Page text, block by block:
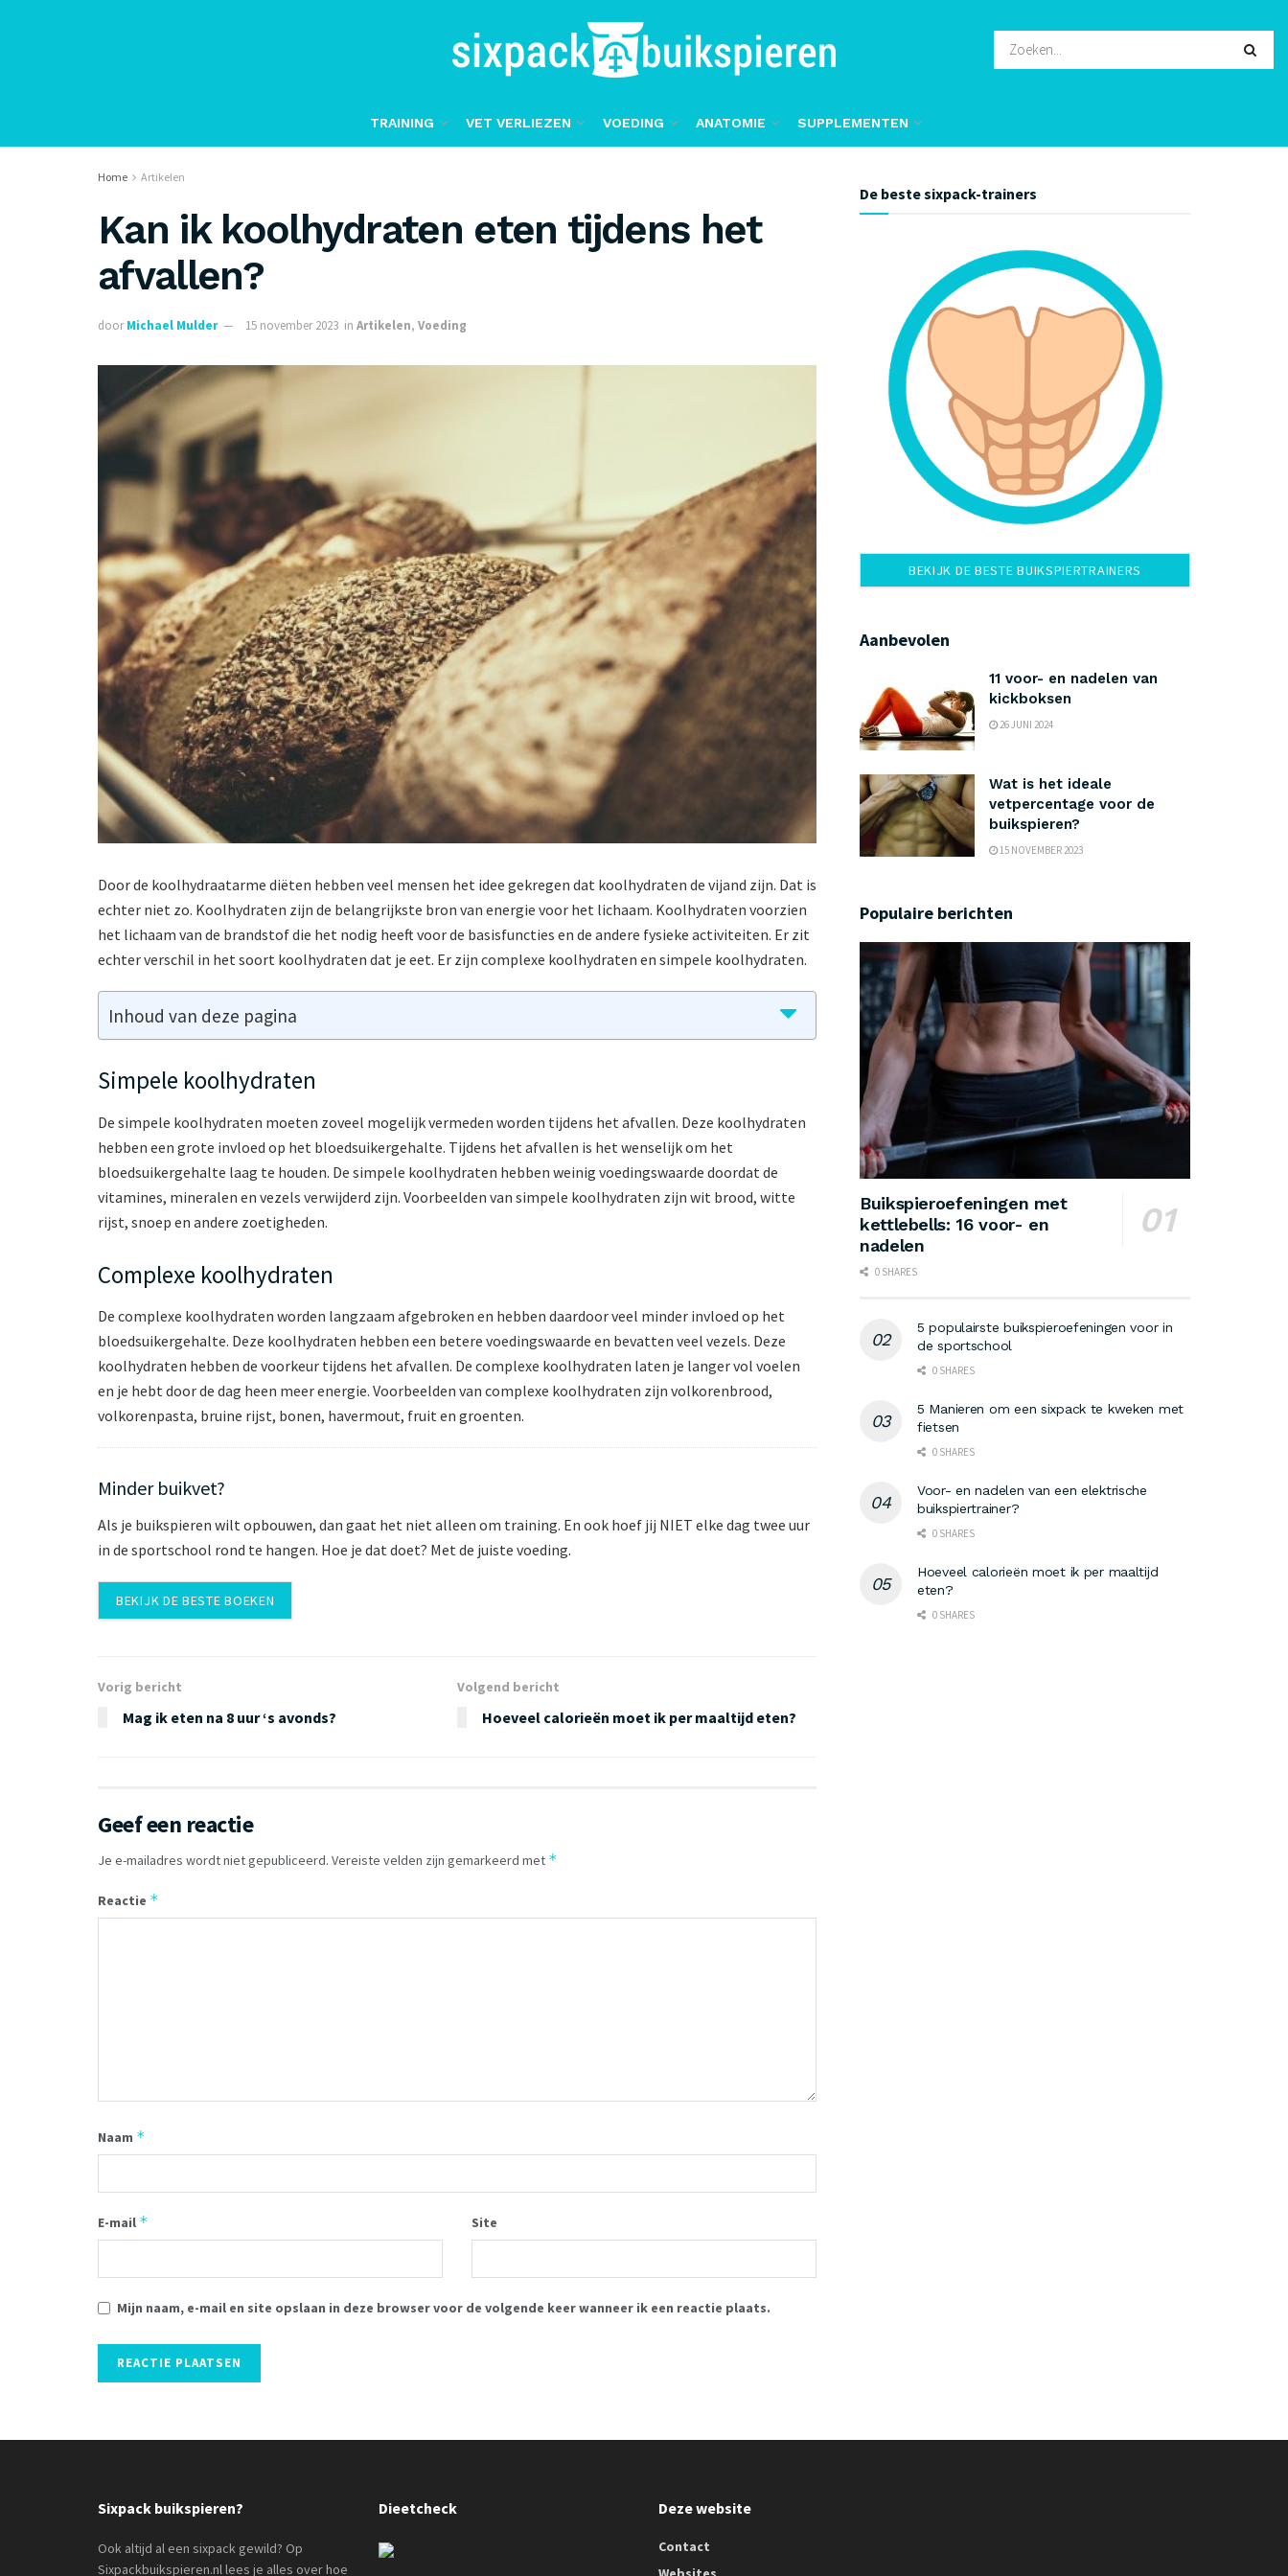
TRAINING VET VERLIEZEN VOEDING ANATOMIE SUPPLEMENTEN
Home Artikelen
Kan ik koolhydraten eten tijdens het
afvallen?
door Michael Mulder 15 november 2023 in Artikelen, Voeding
Door de koolhydraatarme diëten hebben veel mensen het idee gekregen dat koolhydraten de vijand zijn. Dat is
echter niet zo. Koolhydraten zijn de belangrijkste bron van energie voor het lichaam. Koolhydraten voorzien
het lichaam van de brandstof die het nodig heeft voor de basisfuncties en de andere fysieke activiteiten. Er zit
echter verschil in het soort koolhydraten dat je eet. Er zijn complexe koolhydraten en simpele koolhydraten.
Inhoud van deze pagina
Simpele koolhydraten
De simpele koolhydraten moeten zoveel mogelijk vermeden worden tijdens het afvallen. Deze koolhydraten
hebben een grote invloed op het bloedsuikergehalte. Tijdens het afvallen is het wenselijk om het
bloedsuikergehalte laag te houden. De simpele koolhydraten hebben weinig voedingswaarde doordat de
vitamines, mineralen en vezels verwijderd zijn. Voorbeelden van simpele koolhydraten zijn wit brood, witte
rijst, snoep en andere zoetigheden.
Complexe koolhydraten
De complexe koolhydraten worden langzaam afgebroken en hebben daardoor veel minder invloed op het
bloedsuikergehalte. Deze koolhydraten hebben een betere voedingswaarde en bevatten veel vezels. Deze
koolhydraten hebben de voorkeur tijdens het afvallen. De complexe koolhydraten laten je langer vol voelen
en je hebt door de dag heen meer energie. Voorbeelden van complexe koolhydraten zijn volkorenbrood,
volkorenpasta, bruine rijst, bonen, havermout, fruit en groenten.
Minder buikvet?
Als je buikspieren wilt opbouwen, dan gaat het niet alleen om training. En ook hoef jij NIET elke dag twee uur
in de sportschool rond te hangen. Hoe je dat doet? Met de juiste voeding.
BEKIJK DE BESTE BOEKEN
Vorig bericht
Mag ik eten na 8 uur ‘s avonds?
Volgend bericht
Hoeveel calorieën moet ik per maaltijd eten?
Geef een reactie
Je e-mailadres wordt niet gepubliceerd. Vereiste velden zijn gemarkeerd met *
Reactie *
Naam *
E-mail * Site
Mijn naam, e-mail en site opslaan in deze browser voor de volgende keer wanneer ik een reactie plaats.
De beste sixpack-trainers
BEKIJK DE BESTE BUIKSPIERTRAINERS
Aanbevolen
11 voor- en nadelen van
kickboksen
26 JUNI 2024
Wat is het ideale
vetpercentage voor de
buikspieren?
15 NOVEMBER 2023
Populaire berichten
Buikspieroefeningen met
kettlebells: 16 voor- en
nadelen
0 SHARES
5 populairste buikspieroefeningen voor in
de sportschool
0 SHARES
5 Manieren om een sixpack te kweken met
fietsen
0 SHARES
Voor- en nadelen van een elektrische
buikspiertrainer?
0 SHARES
Hoeveel calorieën moet ik per maaltijd
eten?
0 SHARES
Sixpack buikspieren?
Ook altijd al een sixpack gewild? Op
Sixpackbuikspieren.nl lees je alles over hoe
Dieetcheck Deze website
Contact